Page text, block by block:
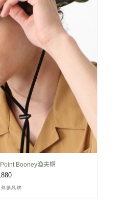
Booney漁夫帽
熱銷品牌